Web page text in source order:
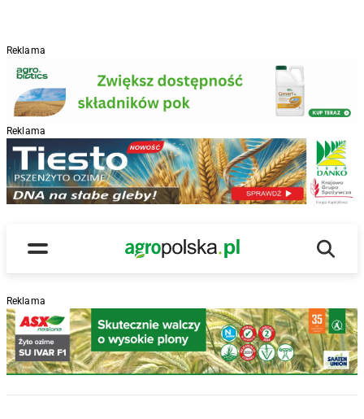
Reklama
Reklama
Menu
Main Logo
Reklama